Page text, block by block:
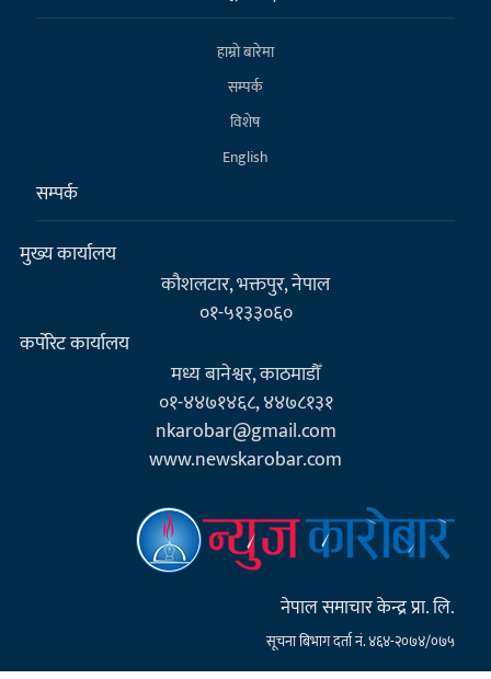
हाम्राे बारेमा
सम्पर्क
विशेष
English
सम्पर्क
मुख्य कार्यालय
कौशलटार, भक्तपुर, नेपाल
०१-५१३३०६०
कर्पाेरेट कार्यालय
मध्य बानेश्वर, काठमाडौँ
०१-४४७१४६८, ४४७८१३१
nkarobar@gmail.com
www.newskarobar.com
नेपाल समाचार केन्द्र प्रा. लि.
सूचना बिभाग दर्ता नं. ४६४-२०७४/०७५